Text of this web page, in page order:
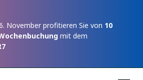
November profitieren Sie von 10
mit dem